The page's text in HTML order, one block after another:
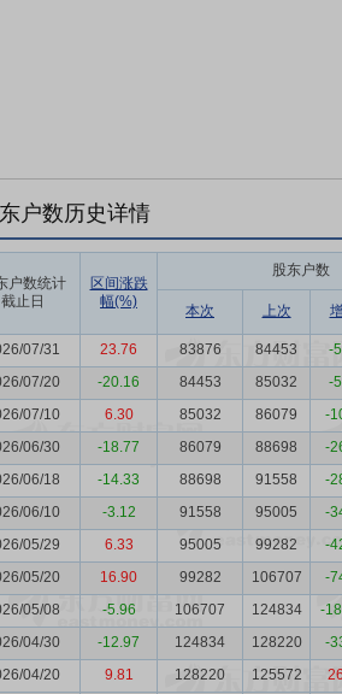
户数历史详情
户数统计
截止日
区间涨跌
幅(%)
股东户数
本次 上次
07/31 23.76 83876 84453
-
07/20
-20.16 84453 85032
-
07/10
6.30 85032 86079
-
06/30
-18.77 86079 88698
-
06/18
-14.33 88698 91558
-
06/10
-3.12 91558 95005
-
05/29
6.33 95005 99282
-
05/20
16.90 99282 106707
-
05/08
-5.96 106707 124834
-
04/30
-12.97 124834 128220
-
04/20
9.81 128220 125572